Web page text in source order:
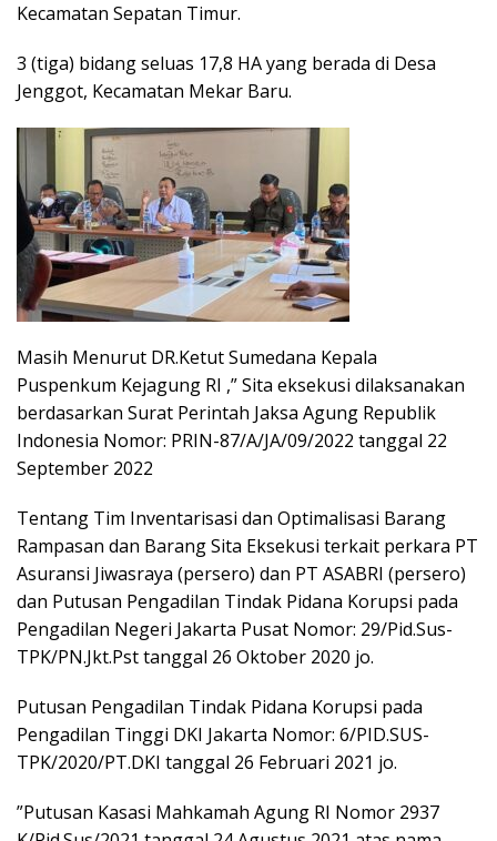
Kecamatan Sepatan Timur.
3 (tiga) bidang seluas 17,8 HA yang berada di Desa
Jenggot, Kecamatan Mekar Baru.
Masih Menurut DR.Ketut Sumedana Kepala
Puspenkum Kejagung RI ,” Sita eksekusi dilaksanakan
berdasarkan Surat Perintah Jaksa Agung Republik
Indonesia Nomor: PRIN-87/A/JA/09/2022 tanggal 22
September 2022
Tentang Tim Inventarisasi dan Optimalisasi Barang
Rampasan dan Barang Sita Eksekusi terkait perkara PT
Asuransi Jiwasraya (persero) dan PT ASABRI (persero)
dan Putusan Pengadilan Tindak Pidana Korupsi pada
Pengadilan Negeri Jakarta Pusat Nomor: 29/Pid.Sus-
TPK/PN.Jkt.Pst tanggal 26 Oktober 2020 jo.
Putusan Pengadilan Tindak Pidana Korupsi pada
Pengadilan Tinggi DKI Jakarta Nomor: 6/PID.SUS-
TPK/2020/PT.DKI tanggal 26 Februari 2021 jo.
”Putusan Kasasi Mahkamah Agung RI Nomor 2937